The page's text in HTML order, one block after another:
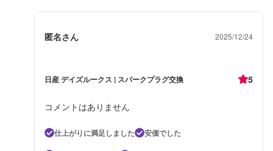
匿名さん 2025/12/24
日産 デイズルークス | スパークプラグ交換 5
コメントはありません
仕上がりに満足しました
安価でした